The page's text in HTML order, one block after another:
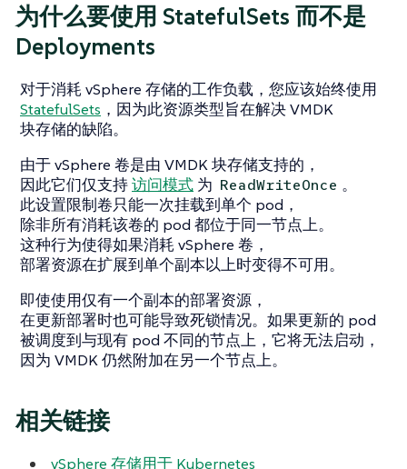
为什么要使用 StatefulSets 而不是
Deployments
对于消耗 vSphere 存储的工作负载，您应该始终使用
StatefulSets ，因为此资源类型旨在解决 VMDK
块存储的缺陷。
由于 vSphere 卷是由 VMDK 块存储支持的，
因此它们仅支持访问模式 为 ReadWriteOnce 。
此设置限制卷只能一次挂载到单个 pod，
除非所有消耗该卷的 pod 都位于同一节点上。
这种行为使得如果消耗 vSphere 卷，
部署资源在扩展到单个副本以上时变得不可用。
即使使用仅有一个副本的部署资源，
在更新部署时也可能导致死锁情况。如果更新的 pod
被调度到与现有 pod 不同的节点上，它将无法启动，
因为 VMDK 仍然附加在另一个节点上。
相关链接
vSphere 存储用于 Kubernetes